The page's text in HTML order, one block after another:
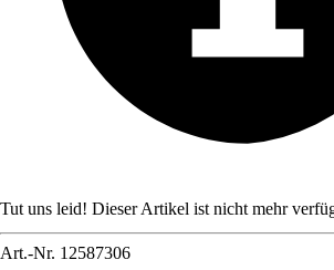
Tut uns leid! Dieser Artikel ist nicht mehr
Art.-Nr. 12587306